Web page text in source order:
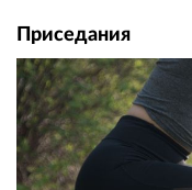
Приседания